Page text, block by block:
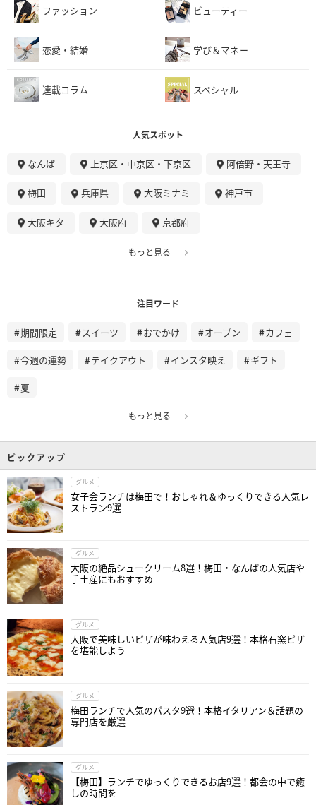
ファッション ビューティー
恋愛・結婚 学び＆マネー
連載コラム スペシャル
人気スポット
なんば 上京区・中京区・下京区 阿倍野・天王寺
梅田 兵庫県 大阪ミナミ 神戸市
大阪キタ 大阪府 京都府
もっと見る
注目ワード
期間限定 スイーツ おでかけ オープン カフェ
今週の運勢 テイクアウト インスタ映え ギフト
夏
もっと見る
ピックアップ
グルメ
女子会ランチは梅田で！おしゃれ＆ゆっくりできる人気レ
ストラン9選
グルメ
大阪の絶品シュークリーム8選！梅田・なんばの人気店や
手土産にもおすすめ
グルメ
大阪で美味しいピザが味わえる人気店9選！本格石窯ピザ
を堪能しよう
グルメ
梅田ランチで人気のパスタ9選！本格イタリアン＆話題の
専門店を厳選
グルメ
【梅田】ランチでゆっくりできるお店9選！都会の中で癒
しの時間を